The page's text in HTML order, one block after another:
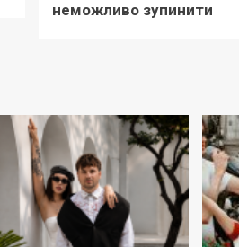
неможливо зупинити